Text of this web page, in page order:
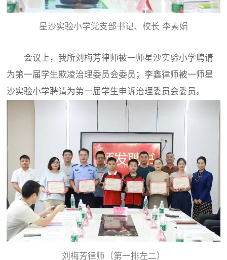
星沙实验小学党支部书记、校长 李素娟
会议上，我所刘梅芳律师被一师星沙实验小学聘请
为第一届学生欺凌治理委员会委员；李鑫律师被一师星
沙实验小学聘请为第一届学生申诉治理委员会委员。
刘梅芳律师（第一排左二）